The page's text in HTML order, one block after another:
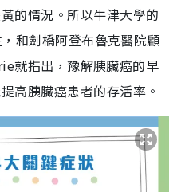
的情況。所以牛津大學的
和劍橋阿登布魯克醫院顧
就指出，豫解胰臟癌的早
高胰臟癌患者的存活率。